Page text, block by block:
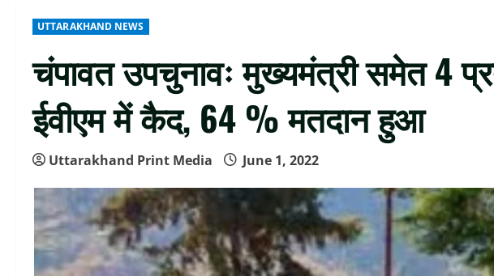
UTTARAKHAND NEWS
चंपावत उपचुनावः मुख्यमंत्री समेत 4
ईवीएम में कैद, 64 % मतदान हुआ
Uttarakhand Print Media June 1, 2022